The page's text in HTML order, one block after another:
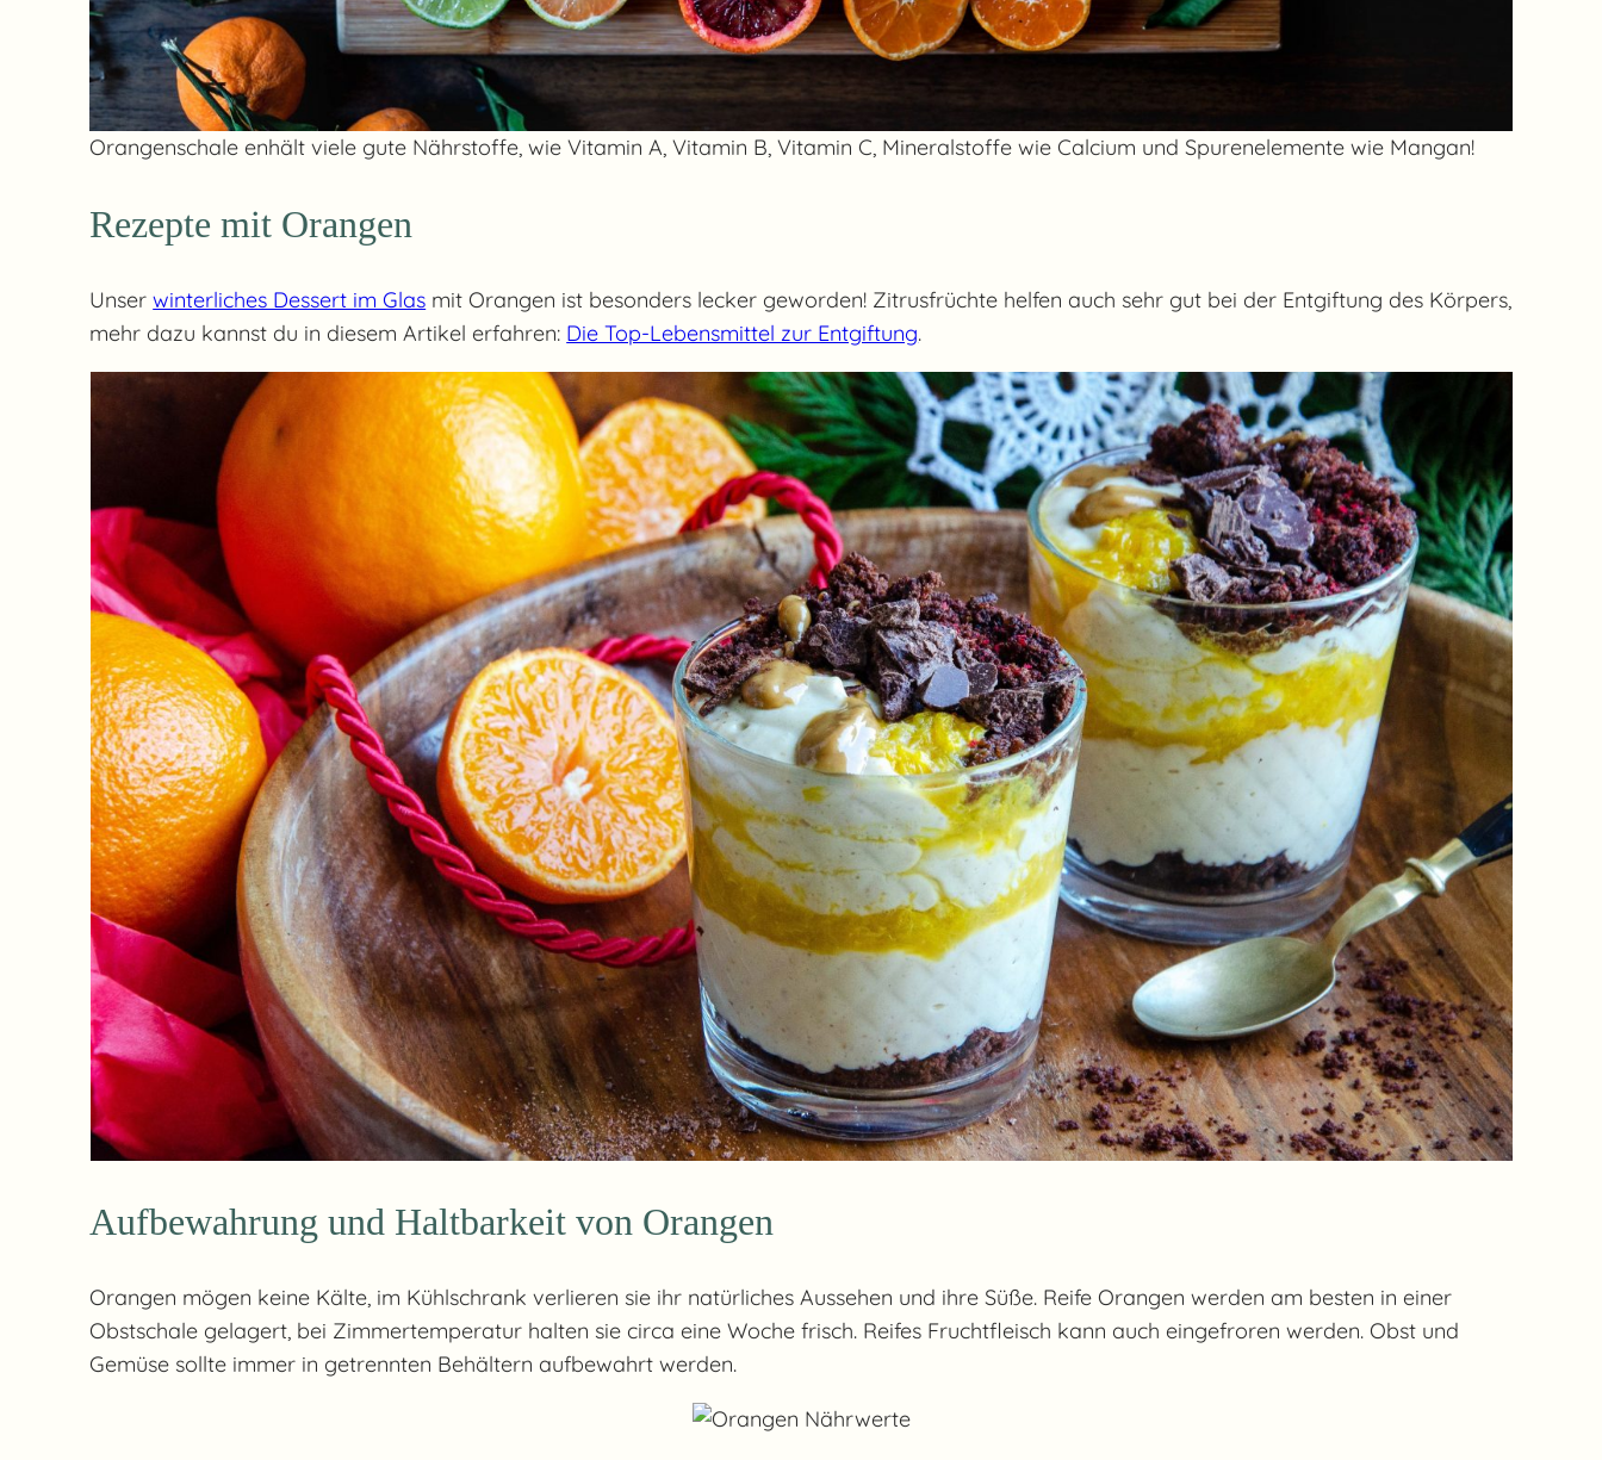
Orangenschale enhält viele gute Nährstoffe, wie Vitamin A, Vitamin B, Vitamin C, Mineralstoffe wie Calcium und Spurenelemente wie Mangan!
Rezepte mit Orangen
Unserwinterliches Dessert im Glas mit Orangen ist besonders lecker geworden! Zitrusfrüchte helfen auch sehr gut bei der Entgiftung des Körpers,
mehr dazu kannst du in diesem Artikel erfahren: Die Top-Lebensmittel zur Entgiftung.
Aufbewahrung und Haltbarkeit von Orangen
Orangen mögen keine Kälte, im Kühlschrank verlieren sie ihr natürliches Aussehen und ihre Süße. Reife Orangen werden am besten in einer
Obstschale gelagert, bei Zimmertemperatur halten sie circa eine Woche frisch. Reifes Fruchtfleisch kann auch eingefroren werden. Obst und
Gemüse sollte immer in getrennten Behältern aufbewahrt werden.